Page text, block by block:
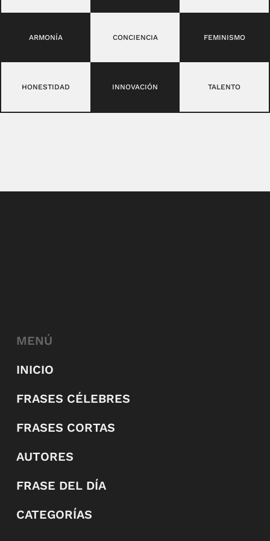
ARMONÍA CONCIENCIA FEMINISMO
HONESTIDAD INNOVACIÓN TALENTO
MENÚ
INICIO
FRASES CÉLEBRES
FRASES CORTAS
AUTORES
FRASE DEL DÍA
CATEGORÍAS